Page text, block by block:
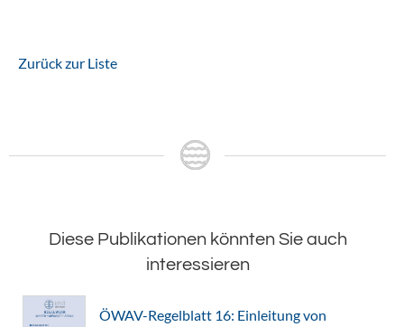
Zurück zur Liste
Diese Publikationen könnten Sie auch
interessieren
ÖWAV-Regelblatt 16: Einleitung von